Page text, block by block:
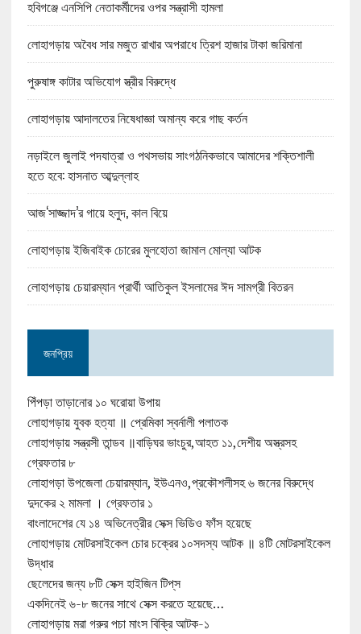
হবিগঞ্জে এনসিপি নেতাকর্মীদের ওপর সন্ত্রাসী হামলা
লোহাগড়ায় অবৈধ সার মজুত রাখার অপরাধে ত্রিশ হাজার টাকা জরিমানা
পুরুষাঙ্গ কাটার অভিযোগ স্ত্রীর বিরুদ্ধে
লোহাগড়ায় আদালতের নিষেধাজ্ঞা অমান্য করে গাছ কর্তন
নড়াইলে জুলাই পদযাত্রা ও পথসভায় সাংগঠনিকভাবে আমাদের শক্তিশালী
হতে হবে: হাসনাত আব্দুল্লাহ
আজ‘সাজ্জাদ’র গায়ে হলুদ, কাল বিয়ে
লোহাগড়ায় ইজিবাইক চোরের মুলহোতা জামাল মোল্যা আটক
লোহাগড়ায় চেয়ারম্যান প্রার্থী আতিকুল ইসলামের ঈদ সামগ্রী বিতরন
জনপ্রিয়
পিঁপড়া তাড়ানোর ১০ ঘরোয়া উপায়
লোহাগড়ায় যুবক হত্যা ॥ প্রেমিকা স্বর্নালী পলাতক
লোহাগড়ায় সন্ত্রসী তান্ডব ॥বাড়িঘর ভাংচুর,আহত ১১,দেশীয় অস্ত্রসহ
গ্রেফতার ৮
লোহাগড়া উপজেলা চেয়ারম্যান, ইউএনও,প্রকৌশলীসহ ৬ জনের বিরুদ্ধে
দুদকের ২ মামলা । গ্রেফতার ১
বাংলাদেশের যে ১৪ অভিনেত্রীর সেক্স ভিডিও ফাঁস হয়েছে
লোহাগড়ায় মোটরসাইকেল চোর চক্রের ১০সদস্য আটক ॥ ৪টি মোটরসাইকেল
উদ্ধার
ছেলেদের জন্য ৮টি সেক্স হাইজিন টিপ্‌স
একদিনেই ৬-৮ জনের সাথে সেক্স করতে হয়েছে…
লোহাগড়ায় মরা গরুর পচা মাংস বিক্রি আটক-১